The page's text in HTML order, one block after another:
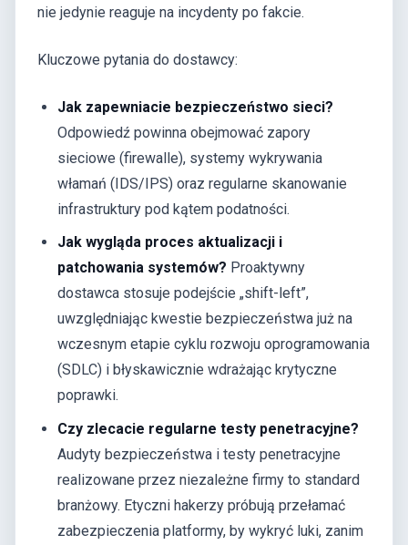
nie jedynie reaguje na incydenty po fakcie.
Kluczowe pytania do dostawcy:
Jak zapewniacie bezpieczeństwo sieci?
Odpowiedź powinna obejmować zapory
sieciowe (firewalle), systemy wykrywania
włamań (IDS/IPS) oraz regularne skanowanie
infrastruktury pod kątem podatności.
Jak wygląda proces aktualizacji i
patchowania systemów? Proaktywny
dostawca stosuje podejście „shift-left”,
uwzględniając kwestie bezpieczeństwa już na
wczesnym etapie cyklu rozwoju oprogramowania
(SDLC) i błyskawicznie wdrażając krytyczne
poprawki.
Czy zlecacie regularne testy penetracyjne?
Audyty bezpieczeństwa i testy penetracyjne
realizowane przez niezależne firmy to standard
branżowy. Etyczni hakerzy próbują przełamać
zabezpieczenia platformy, by wykryć luki, zanim